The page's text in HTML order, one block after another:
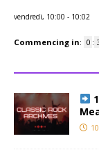
vendredi, 10:00 - 10:02
Commencing in: 0 :